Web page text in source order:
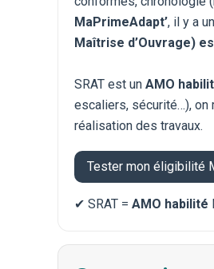
MaPrimeAdapt’, il y a
Maîtrise d’Ouvrage)
SRAT est un AMO
escaliers, sécurité…), on
réalisation des travaux.
Tester mon éligibilité
✔ SRAT = AMO habilité